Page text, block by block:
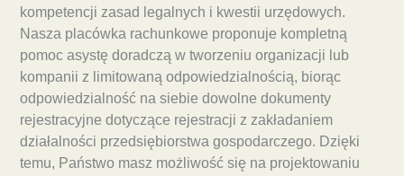
kompetencji zasad legalnych i kwestii urzędowych.
Nasza placówka rachunkowe proponuje kompletną
pomoc asystę doradczą w tworzeniu organizacji lub
kompanii z limitowaną odpowiedzialnością, biorąc
odpowiedzialność na siebie dowolne dokumenty
rejestracyjne dotyczące rejestracji z zakładaniem
działalności przedsiębiorstwa gospodarczego. Dzięki
temu, Państwo masz możliwość się na projektowaniu